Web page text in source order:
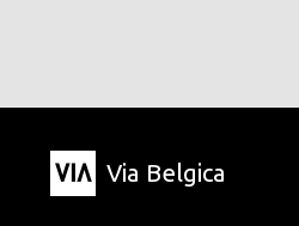
Via Belgica